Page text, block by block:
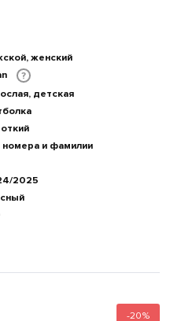
женский
?
детская
номера и фамилии
2025
-20%